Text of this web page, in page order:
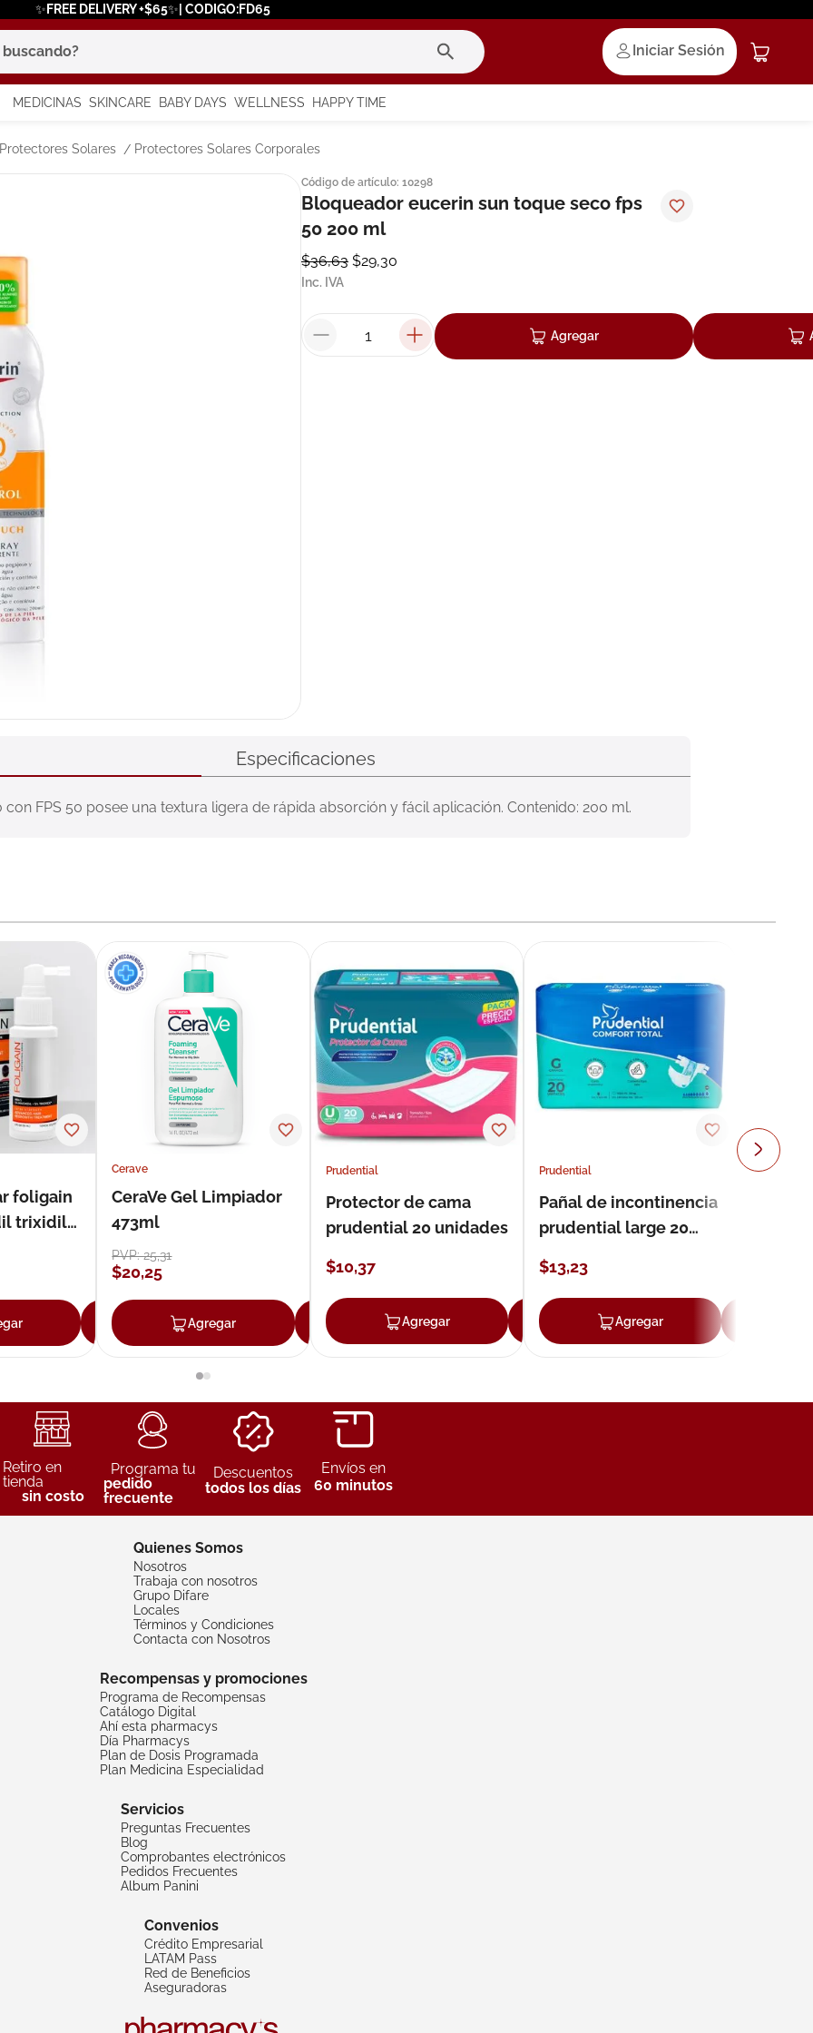
✨FREE DELIVERY +$65✨| CODIGO:FD65
Iniciar Sesión
MEDICINAS SKINCARE BABY DAYS WELLNESS HAPPY TIME
Protectores Solares Protectores Solares Corporales
Código de artículo: 10298
Bloqueador eucerin sun toque seco fps
50 200 ml
$36,63 $29,30
Inc. IVA
Agregar
Especificaciones
FPS 50 posee una textura ligera de rápida absorción y fácil aplicación. Contenido: 200 ml.
foligain
trixidil
Agregar
Cerave
CeraVe Gel Limpiador
473ml
PVP:25,31
$20,25
Agregar Agregar
Prudential
Protector de cama
prudential 20 unidades
$10,37
Agregar Agregar
Prudential
Pañal de incontinencia
prudential large 20
$13,23
Agregar
Retiro en
tienda
sin costo
Programa tu
pedido
frecuente
Descuentos
todos los días
Envíos en
60 minutos
Quienes Somos
Nosotros
Trabaja con nosotros
Grupo Difare
Locales
Términos y Condiciones
Contacta con Nosotros
Recompensas y promociones
Programa de Recompensas
Catálogo Digital
Ahí esta pharmacys
Día Pharmacys
Plan de Dosis Programada
Plan Medicina Especialidad
Servicios
Preguntas Frecuentes
Blog
Comprobantes electrónicos
Pedidos Frecuentes
Album Panini
Convenios
Crédito Empresarial
LATAM Pass
Red de Beneficios
Aseguradoras
más buscados